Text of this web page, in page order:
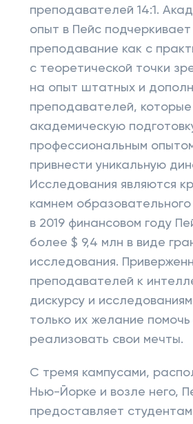
преподавателей 14:1.
опыт в Пейс подчеркивает
преподавание как с
с теоретической точки
на опыт штатных и
преподавателей,
академическую
профессиональным
привнести уникальную
Исследования являются
камнем
в 2019 финансовом году
более $ 9,4 млн в виде
исследования.
преподавателей к
дискурсу и
только их желание
реализовать свои мечты.
С тремя кампусами,
Нью-Йорке и возле него,
предоставляет студентам